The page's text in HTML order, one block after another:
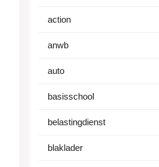
action
anwb
auto
basisschool
belastingdienst
blaklader